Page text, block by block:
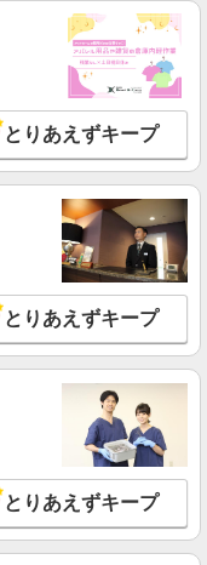
とりあえずキープ
とりあえずキープ
とりあえずキープ